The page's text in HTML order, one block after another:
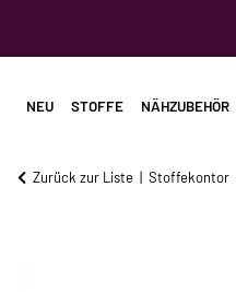
NEU STOFFE NÄHZUBEHÖR
Zurück zur Liste Stoffekontor